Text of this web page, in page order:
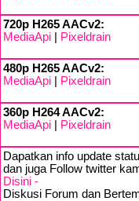
720p H265 AACv2:
MediaApi
Pixeldrain
480p H265 AACv2:
MediaApi
Pixeldrain
360p H264 AACv2:
MediaApi
Pixeldrain
Dapatkan info update
dan juga Follow twitter
Disini -
Diskusi Forum dan